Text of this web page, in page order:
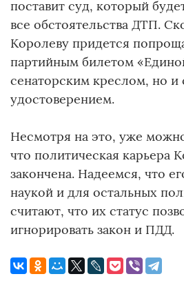
поставит суд, который
все обстоятельства ДТП.
Королеву придется
партийным билетом
сенаторским креслом, но и
удостоверением.
Несмотря на это, уже
что политическая карьера
закончена. Надеемся, что
наукой и для остальных
считают, что их статус
игнорировать закон и ПДД.